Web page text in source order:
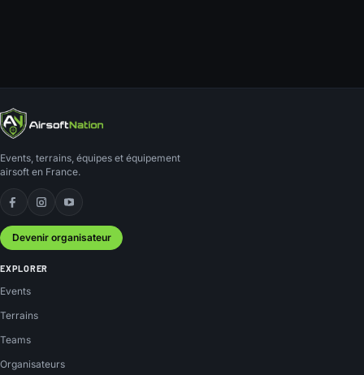
Events, terrains, équipes et équipement
airsoft en France.
Facebook
Instagram
YouTube
Devenir organisateur
EXPLORER
Events
Terrains
Teams
Organisateurs